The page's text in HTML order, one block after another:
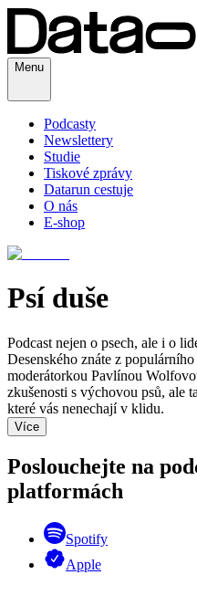
Menu
Podcasty
Newslettery
Studie
Tiskové zprávy
Datarun cestuje
O nás
E-shop
Psí duše
Podcast nejen o psech, ale i o
Desenského znáte z
moderátorkou Pavlínou
zkušenosti s výchovou psů, ale
které vás nenechají v klidu.
Více
Poslouchejte na
platformách
Spotify
Apple